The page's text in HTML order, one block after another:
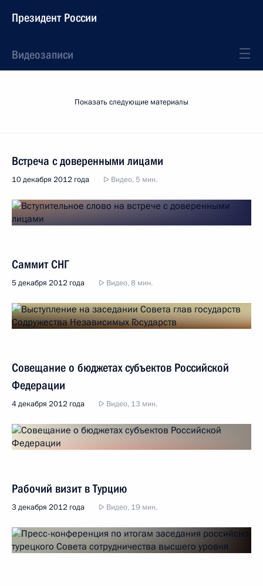
Президент России
Видеозаписи
Показать следующие материалы
Встреча с доверенными лицами
10 декабря 2012 года Видео, 5 мин.
Саммит СНГ
5 декабря 2012 года Видео, 8 мин.
Совещание о бюджетах субъектов Российской
Федерации
4 декабря 2012 года Видео, 13 мин.
Рабочий визит в Турцию
3 декабря 2012 года Видео, 19 мин.